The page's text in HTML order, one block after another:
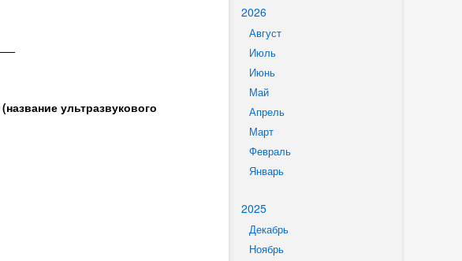
2026
Август
Июль
Июнь
Май
Апрель
Март
Февраль
Январь
2025
Декабрь
Ноябрь
(название ультразвукового